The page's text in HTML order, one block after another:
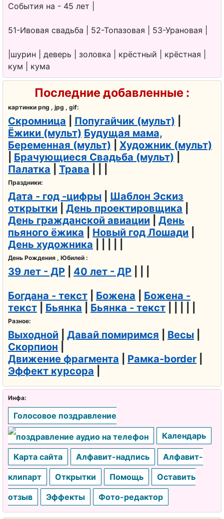
События на - 45 лет |
51-Ивовая свадьба | 52-Топазовая | 53-Урановая |
|шурин | деверь | золовка | крёстный | крёстная |
кум | кума
Последние добавленные :
картинки png , jpg , gif:
Скромница Попугайчик (мульт)
Ёжики (мульт) Будущая мама,
Беременная (мульт)
Художник (мульт)
Брачующиеся Свадьба (мульт)
Палатка
Трава
Праздники:
Дата - год -цифры
Шаблон Эскиз
открытки
День проектировщика
День гражданской авиации
День
пьяного ёжика
Новый год Лошади
День художника
День Рождения , Юбилей :
39 лет - ДР 40 лет - ДР
Богдана - текст
Божена
Божена -
текст
Бьянка Бьянка - текст
Разное:
Выходной Давай помиримся Весы
Скорпион
Движение фрагмента
Рамка-border
Эффект курсора
Инфа:
Голосовое поздравление
Календарь
Карта сайта Алфавит-надпись
Алфавит-
клипарт
Открытки Помощь
Оставить
отзыв
Эффекты Фото-редактор